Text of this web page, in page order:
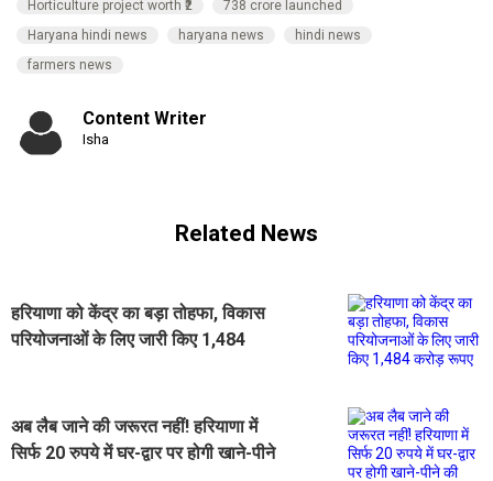
Horticulture project worth ₹2
738 crore launched
Haryana hindi news
haryana news
hindi news
farmers news
Content Writer
Isha
Related News
हरियाणा को केंद्र का बड़ा तोहफा, विकास
परियोजनाओं के लिए जारी किए 1,484
अब लैब जाने की जरूरत नहीं! हरियाणा में
सिर्फ 20 रुपये में घर-द्वार पर होगी खाने-पीने